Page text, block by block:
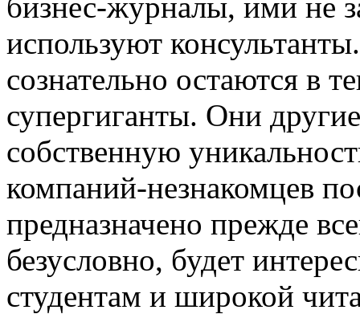
используют
сознательно остаются в
супергиганты. Они
собственную
компаний-незнакомцев
предназначено прежде
безусловно, будет
студентам и широкой